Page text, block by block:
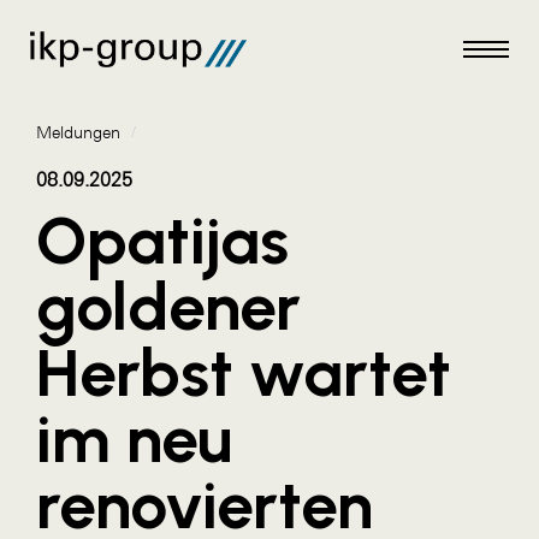
Meldungen
AKTUELLES
ACO
ALEX Krems
Amazon Web Services
AustroCel Hallein
Meldungen /
08.09.2025
Opatijas
goldener
Herbst wartet
im neu
renovierten